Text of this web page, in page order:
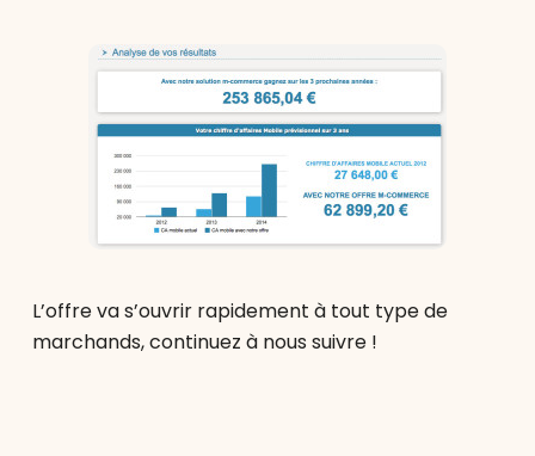
L’offre va s’ouvrir rapidement à tout type de
marchands, continuez à nous suivre !